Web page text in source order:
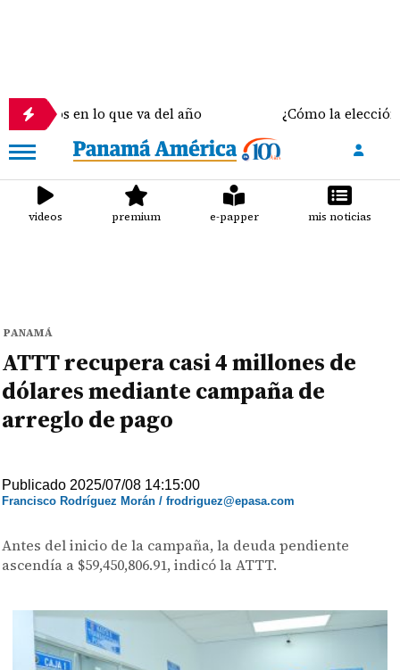
lo que va del año ¿Cómo la elección del
videos premium e-papper mis noticias
PANAMÁ
ATTT recupera casi 4 millones de
dólares mediante campaña de
arreglo de pago
Publicado 2025/07/08 14:15:00
Francisco Rodríguez Morán / frodriguez@epasa.com
Antes del inicio de la campaña, la deuda pendiente
ascendía a $59,450,806.91, indicó la ATTT.